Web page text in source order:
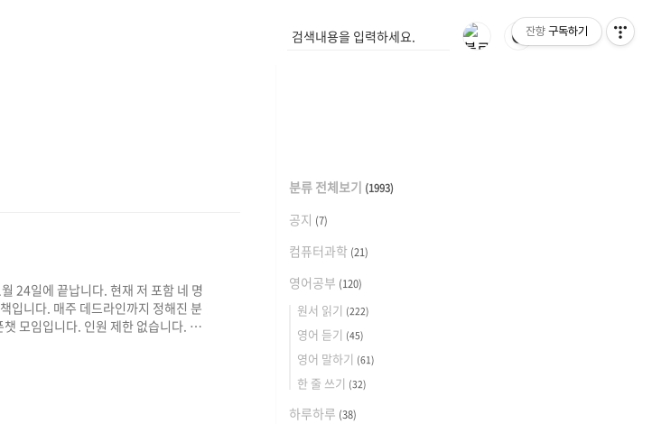
🌓
24일에 끝납니다. 현재 저 포함 네 명
입니다. 매주 데드라인까지 정해진 분
모임입니다. 인원 제한 없습니다. 참
알려드립니다.
분류 전체보기 (1993)
공지 (7)
컴퓨터과학 (21)
영어공부 (120)
원서 읽기 (222)
영어 듣기 (45)
영어 말하기 (61)
한 줄 쓰기 (32)
하루하루 (38)
잔향 구독하기